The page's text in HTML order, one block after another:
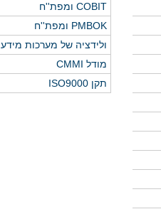
COBIT ומפת''ח
PMBOK ומפת''ח
ולידציה של מערכות מידע
מודל CMMI
תקן ISO9000